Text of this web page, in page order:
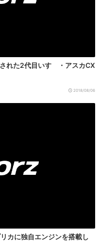
れた2代目いすゞ・アスカCX
2018/08/06
カに独自エンジンを搭載し